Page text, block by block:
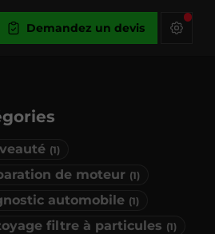
Demandez un devis
(1)
de moteur (1)
automobile (1)
filtre à particules (1)